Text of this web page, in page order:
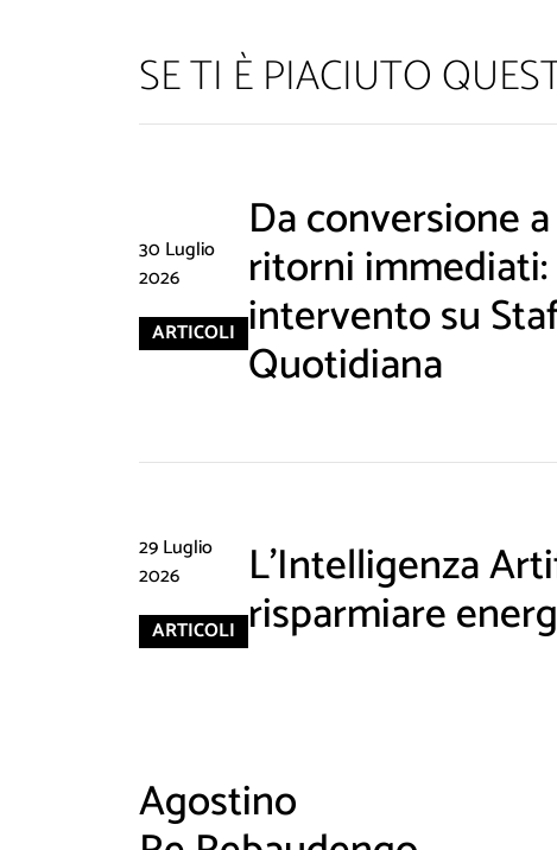
SE TI È PIACIUTO
30 Luglio
2026
ARTICOLI
Da conversione
ritorni
intervento su
Quotidiana
29 Luglio
2026
ARTICOLI
L'Intelligenza
risparmiare
Non inviamo
Agostino